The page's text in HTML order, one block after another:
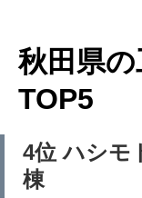
秋田県
TOP5
4位 ハシモ
棟